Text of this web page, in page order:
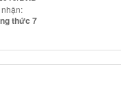
thức 7